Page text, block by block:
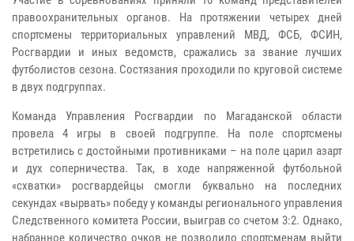
правоохранительных органов. На протяжении четырех дней
спортсмены территориальных управлений МВД, ФСБ, ФСИН,
Росгвардии и иных ведомств, сражались за звание лучших
футболистов сезона. Состязания проходили по круговой системе
в двух подгруппах.
Команда Управления Росгвардии по Магаданской области
провела 4 игры в своей подгруппе. На поле спортсмены
встретились с достойными противниками – на поле царил азарт
и дух соперничества. Так, в ходе напряженной футбольной
«схватки» росгвардейцы смогли буквально на последних
секундах «вырвать» победу у команды регионального управления
Следственного комитета России, выиграв со счетом 3:2. Однако,
набранное количество очков не позволило спортсменам выйти